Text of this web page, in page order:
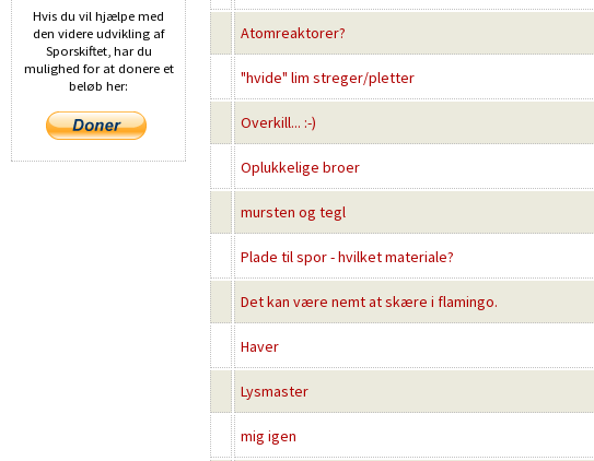
Atomreaktorer?
"hvide" lim streger/pletter
Overkill... :-)
Oplukkelige broer
mursten og tegl
Plade til spor - hvilket materiale?
Det kan være nemt at skære i flamingo.
Haver
Lysmaster
mig igen
Hvis du vil hjælpe med
den videre udvikling af
Sporskiftet, har du
mulighed for at donere et
beløb her: